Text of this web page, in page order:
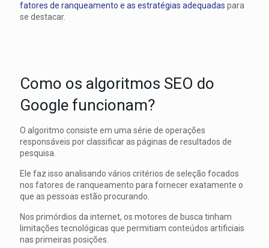
fatores de ranqueamento e as estratégias adequadas para
se destacar.
Como os algoritmos SEO do
Google funcionam?
O algoritmo consiste em uma série de operações
responsáveis ​​por classificar as páginas de resultados de
pesquisa.
Ele faz isso analisando vários critérios de seleção focados
nos fatores de ranqueamento para fornecer exatamente o
que as pessoas estão procurando.
Nos primórdios da internet, os motores de busca tinham
limitações tecnológicas que permitiam conteúdos artificiais
nas primeiras posições.